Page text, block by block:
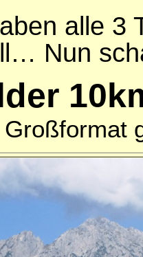
alle 3
Nun
Großformat